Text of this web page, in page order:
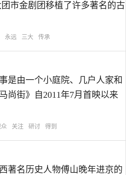
市金剧团移植了许多著名的古
永远 三大 传承
是由一个小庭院、几户人家和
尚街》自2011年7月首映以来
关注 研讨 得到
著名历史人物傅山晚年进京的